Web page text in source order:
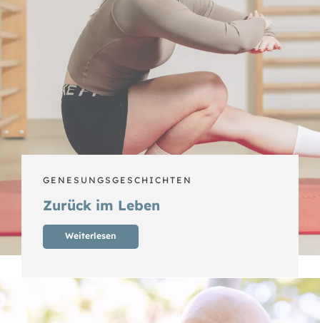
GENESUNGSGESCHICHTEN
Zurück im Leben
Weiterlesen